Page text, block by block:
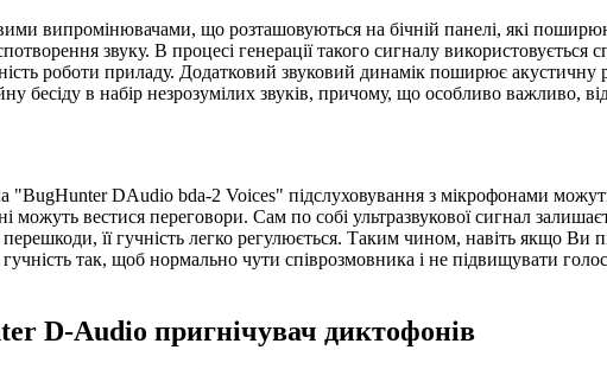
випромінювачами, що розташовуються на бічній панелі, які
звуку. В процесі генерації такого сигналу
роботи приладу. Додатковий звуковий динамік поширює
бесіду в набір незрозумілих звуків, причому, що особливо важливо,
"BugHunter DAudio bda-2 Voices" підслуховування з мікрофонами
вестися переговори. Сам по собі ультразвукової сигнал
її гучність легко регулюється. Таким чином, навіть якщо Ви
так, щоб нормально чути співрозмовника і не підвищувати
D-Audio пригнічувач диктофонів